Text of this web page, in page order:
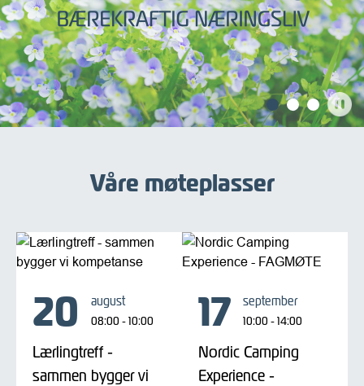
Les mer her!
Våre møteplasser
20 august
08:00 - 10:00
Lærlingtreff -
sammen bygger vi
17 september
10:00 - 14:00
Nordic Camping
Experience -